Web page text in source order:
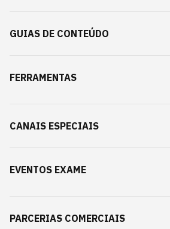
GUIAS DE CONTEÚDO
FERRAMENTAS
CANAIS ESPECIAIS
EVENTOS EXAME
PARCERIAS COMERCIAIS